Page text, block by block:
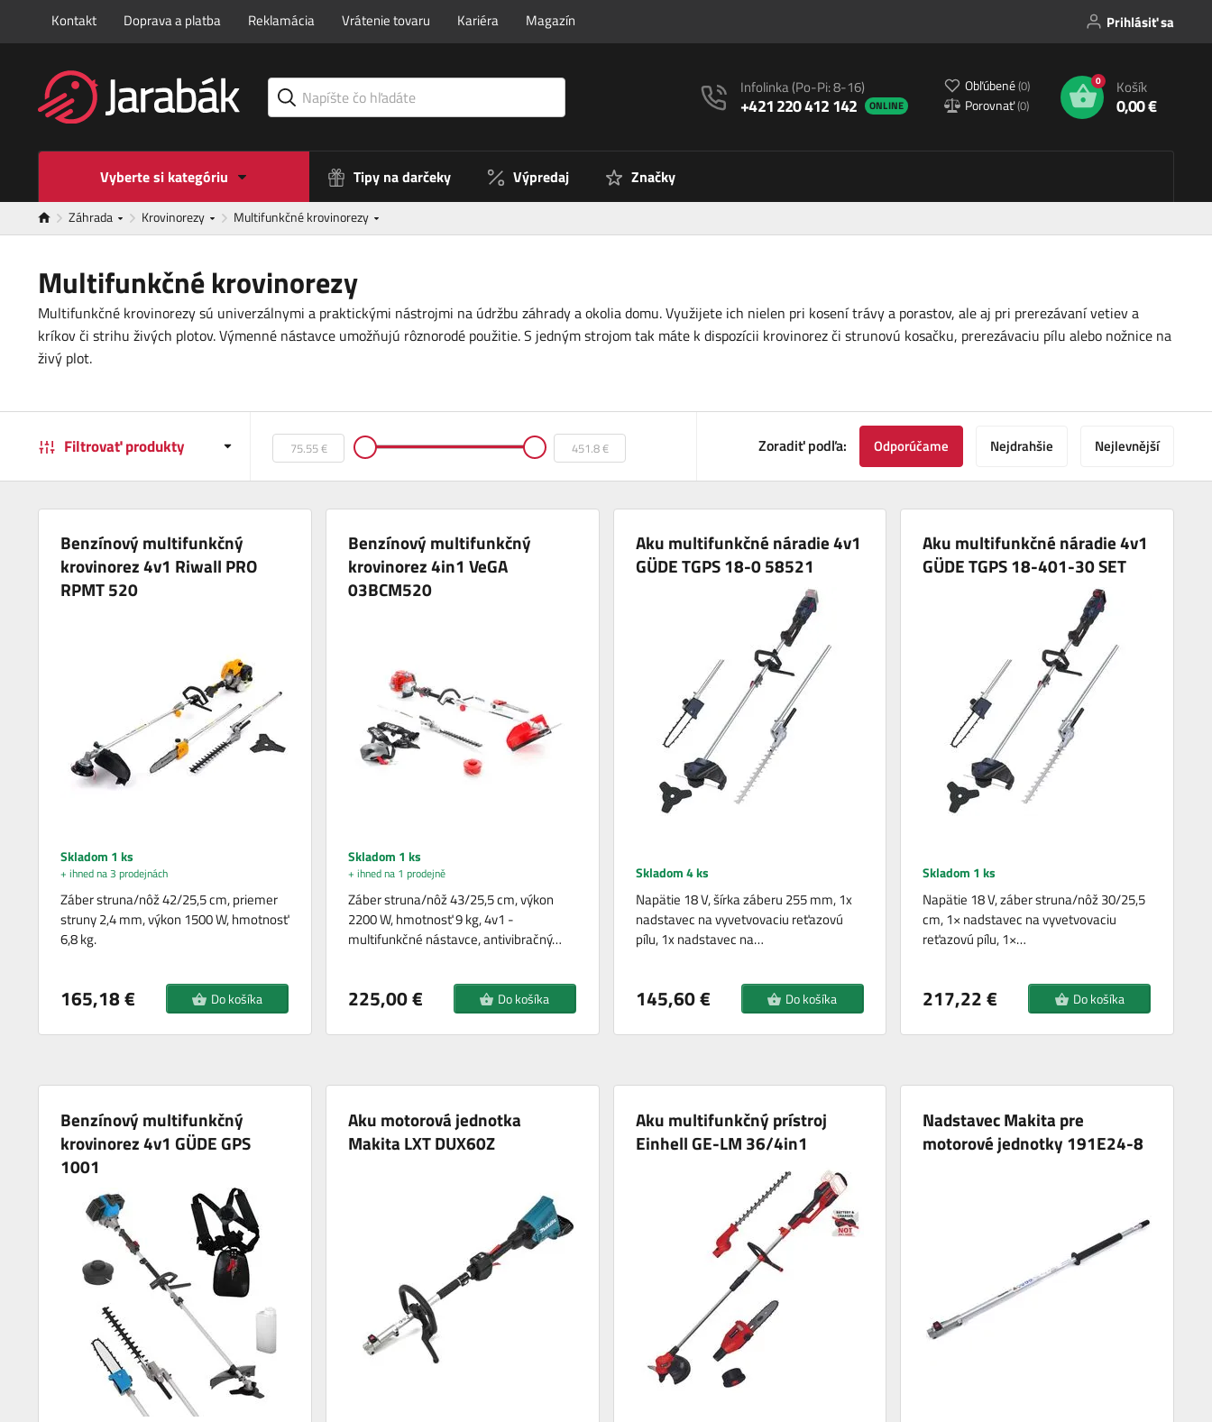
Kontakt Doprava a platba Reklamácia Vrátenie tovaru Kariéra Magazín Prihlásiť sa
Infolinka(Po-Pi: 8-16)
+421 220 412 142 ONLINE
Obľúbené(0)
Porovnať(0)
0 Košík
0,00 €
Vyberte si kategóriu Tipy na darčeky Výpredaj Značky
Záhrada Krovinorezy Multifunkčné krovinorezy
Multifunkčné krovinorezy
Multifunkčné krovinorezy sú univerzálnymi a praktickými nástrojmi na údržbu záhrady a okolia domu. Využijete ich nielen pri kosení trávy a porastov, ale aj pri prerezávaní vetiev a
kríkov či strihu živých plotov. Výmenné nástavce umožňujú rôznorodé použitie. S jedným strojom tak máte k dispozícii krovinorez či strunovú kosačku, prerezávaciu pílu alebo nožnice na
živý plot.
Filtrovať produkty Zoradiť podľa: Odporúčame Nejdrahšie Nejlevnější
Benzínový multifunkčný
krovinorez 4v1 Riwall PRO
RPMT 520
Skladom 1 ks
+ ihned na 3 prodejnách
Záber struna/nôž 42/25,5 cm, priemer
struny 2,4 mm, výkon 1500 W, hmotnosť
6,8 kg.
165,18 € Do košíka
Benzínový multifunkčný
krovinorez 4in1 VeGA
03BCM520
Skladom 1 ks
+ ihned na 1 prodejně
Záber struna/nôž 43/25,5 cm, výkon
2200 W, hmotnosť 9 kg, 4v1 -
multifunkčné nástavce, antivibračný…
225,00 € Do košíka
Aku multifunkčné náradie 4v1
GÜDE TGPS 18-0 58521
Skladom 4 ks
Napätie 18 V, šírka záberu 255 mm, 1x
nadstavec na vyvetvovaciu reťazovú
pílu, 1x nadstavec na…
145,60 € Do košíka
Aku multifunkčné náradie 4v1
GÜDE TGPS 18-401-30 SET
Skladom 1 ks
Napätie 18 V, záber struna/nôž 30/25,5
cm, 1× nadstavec na vyvetvovaciu
reťazovú pílu, 1×…
217,22 € Do košíka
Benzínový multifunkčný
krovinorez 4v1 GÜDE GPS
1001
Aku motorová jednotka
Makita LXT DUX60Z
Aku multifunkčný prístroj
Einhell GE-LM 36/4in1
Nadstavec Makita pre
motorové jednotky 191E24-8